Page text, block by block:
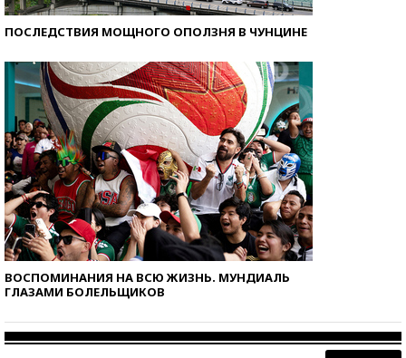
ПОСЛЕДСТВИЯ МОЩНОГО ОПОЛЗНЯ В ЧУНЦИНЕ
ВОСПОМИНАНИЯ НА ВСЮ ЖИЗНЬ. МУНДИАЛЬ
ГЛАЗАМИ БОЛЕЛЬЩИКОВ